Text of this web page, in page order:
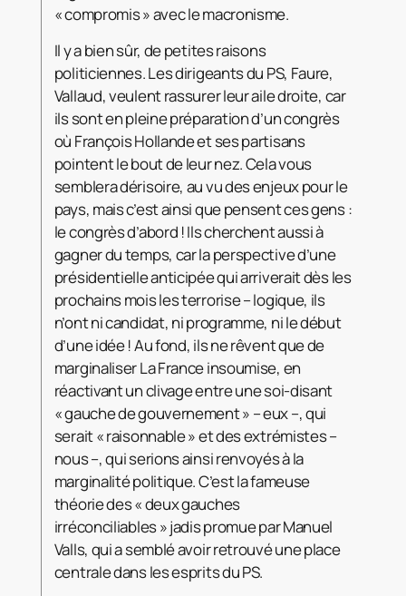
« compromis » avec le macronisme.
Il y a bien sûr, de petites raisons
politiciennes. Les dirigeants du PS, Faure,
Vallaud, veulent rassurer leur aile droite, car
ils sont en pleine préparation d’un congrès
où François Hollande et ses partisans
pointent le bout de leur nez. Cela vous
semblera dérisoire, au vu des enjeux pour le
pays, mais c’est ainsi que pensent ces gens :
le congrès d’abord ! Ils cherchent aussi à
gagner du temps, car la perspective d’une
présidentielle anticipée qui arriverait dès les
prochains mois les terrorise – logique, ils
n’ont ni candidat, ni programme, ni le début
d’une idée ! Au fond, ils ne rêvent que de
marginaliser La France insoumise, en
réactivant un clivage entre une soi-disant
« gauche de gouvernement » – eux –, qui
serait « raisonnable » et des extrémistes –
nous –, qui serions ainsi renvoyés à la
marginalité politique. C’est la fameuse
théorie des « deux gauches
irréconciliables » jadis promue par Manuel
Valls, qui a semblé avoir retrouvé une place
centrale dans les esprits du PS.